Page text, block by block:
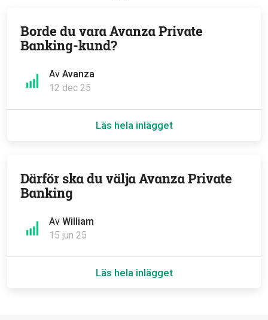
Av Avanza
12 dec 25
Borde du vara Avanza Private
Banking-kund?
Läs hela inlägget
Av William
15 jun 25
Därför ska du välja Avanza Private
Banking
Läs hela inlägget